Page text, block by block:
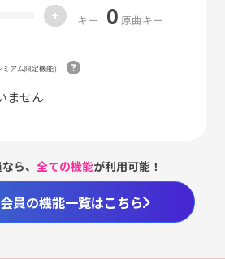
+ キー 0 原曲キー
ミアム限定機能）
ません
ら、全ての機能が利用可能！
員の機能一覧はこちら